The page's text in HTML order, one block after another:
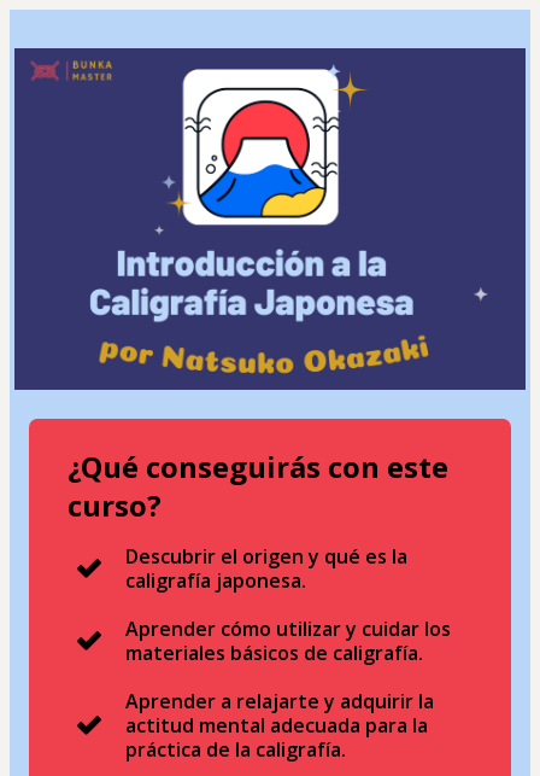
¿Qué conseguirás con este
curso?
Descubrir el origen y qué es la
caligrafía japonesa.
Aprender cómo utilizar y cuidar los
materiales básicos de caligrafía.
Aprender a relajarte y adquirir la
actitud mental adecuada para la
práctica de la caligrafía.